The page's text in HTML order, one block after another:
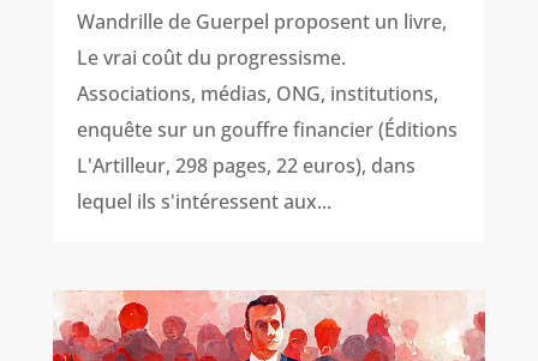
Wandrille de Guerpel proposent un livre,
Le vrai coût du progressisme.
Associations, médias, ONG, institutions,
enquête sur un gouffre financier (Éditions
L'Artilleur, 298 pages, 22 euros), dans
lequel ils s'intéressent aux...